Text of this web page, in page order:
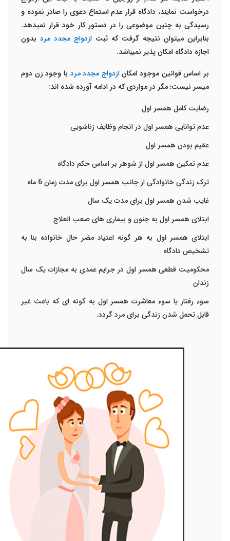
درخواست نمایند، دادگاه قرار عدم استماع دعوی را صادر نموده و
رسیدگی به چنین موضوعی را در دستور کار خود قرار نمی­دهد.
بنابراین می­توان نتیجه گرفت که ثبت ازدواج مجدد مرد بدون
اجازه دادگاه امکان پذیر نمی­باشد.
بر اساس قوانین موجود امکانازدواج مجدد مردبا وجود زن دوم
میسر نیست؛ مگر در مواردی که در ادامه آورده شده اند:
رضایت کامل همسر اول
عدم توانایی همسر اول در انجام وظایف زناشویی
عقیم بودن همسر اول
عدم تمکین همسر اول از شوهر بر اساس حکم دادگاه
ترک زندگی خانوادگی از جانب همسر اول برای مدت زمان 6 ماه
غایب شدن همسر اول برای مدت یک سال
ابتلای همسر اول به جنون و بیماری های صعب العلاج
ابتلای همسر اول به هر گونه اعتیاد مضر حال خانواده بنا به
تشخیص دادگاه
محکومیت قطعی همسر اول در جرایم عمدی به مجازات یک سال
زندان
سوء رفتار یا سوء معاشرت همسر اول به گونه ای که باعث غیر
قابل تحمل شدن زندگی برای مرد گردد.